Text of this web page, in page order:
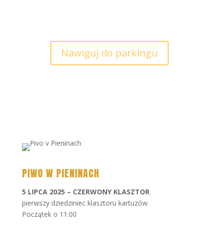
Nawiguj do parkingu
PIWO W PIENINACH
5 LIPCA 2025 – CZERWONY KLASZTOR
pierwszy dziedziniec klasztoru kartuzów
Początek o 11:00